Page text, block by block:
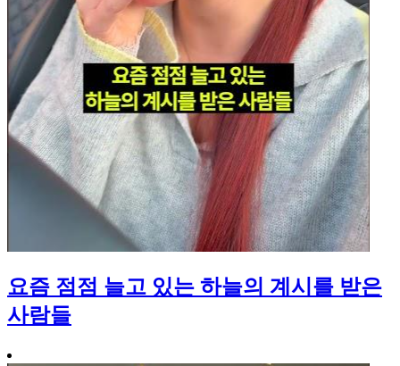
요즘 점점 늘고 있는 하늘의 계시를 받은
사람들